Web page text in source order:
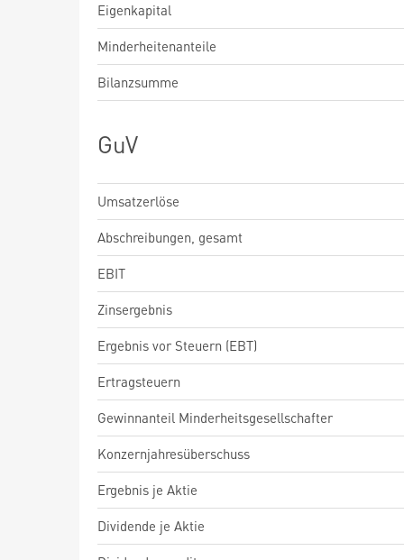
Eigenkapital
Minderheitenanteile
Bilanzsumme
GuV
Umsatzerlöse
Abschreibungen, gesamt
EBIT
Zinsergebnis
Ergebnis vor Steuern (EBT)
Ertragsteuern
Gewinnanteil Minderheitsgesellschafter
Konzernjahresüberschuss
Ergebnis je Aktie
Dividende je Aktie